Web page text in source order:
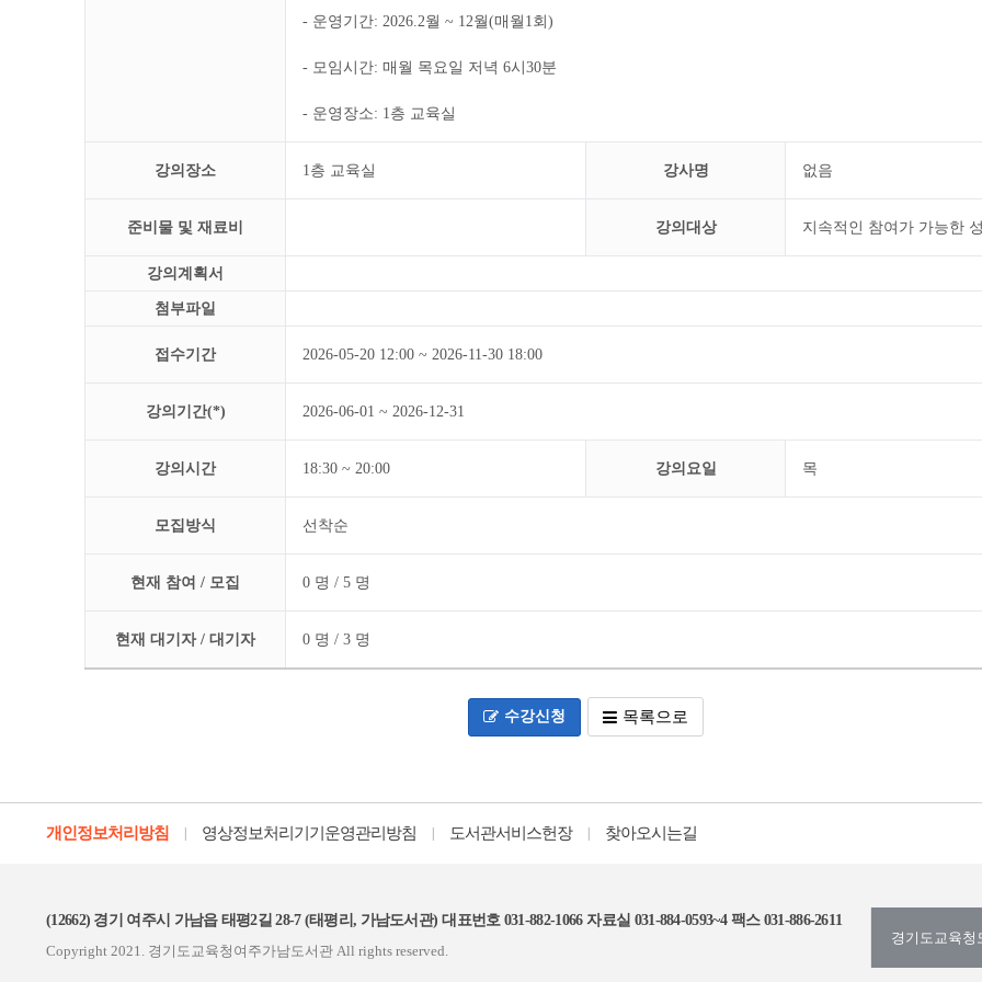
- 운영기간: 2026.2월 ~ 12월(매월1회)
- 모임시간: 매월 목요일 저녁 6시30분
- 운영장소: 1층 교육실
강의장소 1층 교육실 강사명 없음
준비물 및 재료비 강의대상 지속적인 참여가 가능한
강의계획서
첨부파일
접수기간 2026-05-20 12:00 ~ 2026-11-30 18:00
강의기간(*) 2026-06-01 ~ 2026-12-31
강의시간 18:30 ~ 20:00 강의요일 목
모집방식 선착순
현재 참여 / 모집 0 명 / 5 명
현재 대기자 / 대기자 0 명 / 3 명
수강신청 목록으로
개인정보처리방침 영상정보처리기기운영관리방침 도서관서비스헌장 찾아오시는길
(12662) 경기 여주시 가남읍 태평2길 28-7 (태평리, 가남도서관) 대표번호 031-882-1066 자료실 031-884-0593~4 팩스 031-886-2611
Copyright 2021. 경기도교육청여주가남도서관 All rights reserved.
경기도교육청